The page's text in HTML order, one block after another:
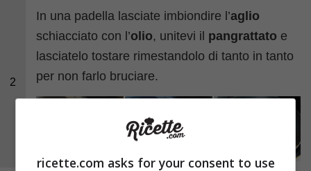
2
In una padella lasciate imbiondire l’aglio
schiacciato con l’olio, unitevi il pangrattato e
lasciatelo tostare rimestandolo di tanto in tanto
per non farlo bruciare.
ricette.com asks for your consent to use